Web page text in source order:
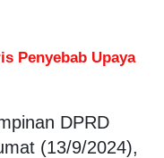
Penyebab Upaya
DPRD
(13/9/2024),